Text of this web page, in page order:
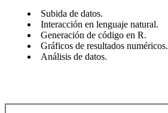
Subida de datos.
Interacción en lenguaje natural.
Generación de código en R.
Gráficos de resultados numéricos.
Análisis de datos.